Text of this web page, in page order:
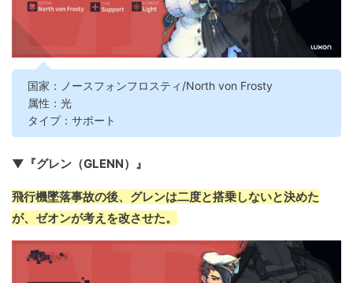
国家：ノースフォンフロスティ/North von Frosty
属性：光
タイプ：サポート
▼『グレン（GLENN）』
飛行機墜落事故の後、グレンは二度と搭乗しないと決めた
が、ゼオンが考えを改させた。